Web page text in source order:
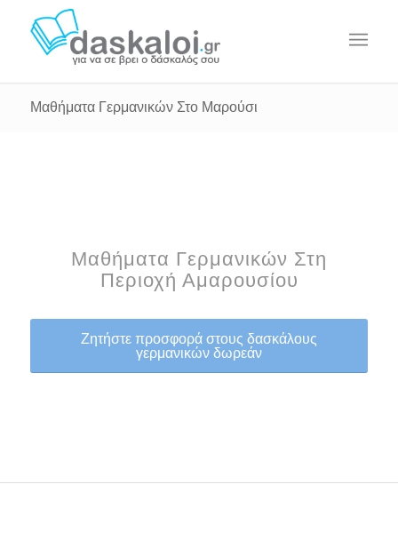
Μαθήματα Γερμανικών Στο Μαρούσι
Μαθήματα Γερμανικών Στη
Περιοχή Αμαρουσίου
Ζητήστε προσφορά στους δασκάλους
γερμανικών δωρεάν